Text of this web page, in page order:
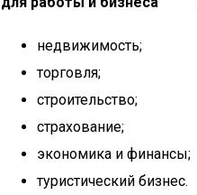
недвижимость;
торговля;
строительство;
страхование;
экономика и финансы;
туристический бизнес.